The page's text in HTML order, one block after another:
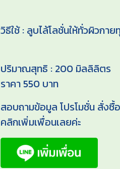
วิธีใช้ : ลูบไล้โลชั่นให้ทั่วผิวกา
ปริมาณสุทธิ : 200 มิลลิลิตร
ราคา 550 บาท
สอบถามข้อมูล โปรโมชั่น สั่งซื้
คลิกเพิ่มเพื่อนเลยค่ะ